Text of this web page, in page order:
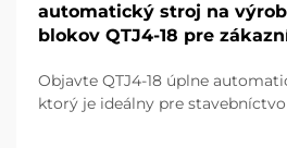
automatický stroj na
blokov QTJ4-18 pre
Objavte QTJ4-18 úplne
ktorý je ideálny pre